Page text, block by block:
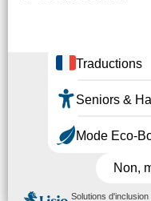
fonctionnement de
participer !
Pour